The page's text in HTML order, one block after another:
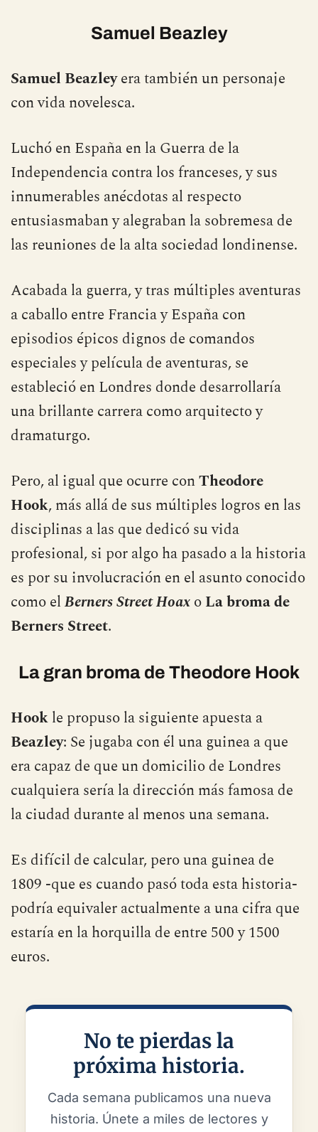
Samuel Beazley
Samuel Beazleyera también un personaje
con vida novelesca.
Luchó en España en la Guerra de la
Independencia contra los franceses, y sus
innumerables anécdotas al respecto
entusiasmaban y alegraban la sobremesa de
las reuniones de la alta sociedad londinense.
Acabada la guerra, y tras múltiples aventuras
a caballo entre Francia y España con
episodios épicos dignos de comandos
especiales y película de aventuras, se
estableció en Londres donde desarrollaría
una brillante carrera como arquitecto y
dramaturgo.
Pero, al igual que ocurre conTheodore
Hook, más allá de sus múltiples logros en las
disciplinas a las que dedicó su vida
profesional, si por algo ha pasado a la historia
es por su involucración en el asunto conocido
como elBerners Street HoaxoLa broma de
Berners Street.
La gran broma de Theodore Hook
Hookle propuso la siguiente apuesta a
Beazley: Se jugaba con él una guinea a que
era capaz de que un domicilio de Londres
cualquiera sería la dirección más famosa de
la ciudad durante al menos una semana.
Es difícil de calcular, pero una guinea de
1809 -que es cuando pasó toda esta historia-
podría equivaler actualmente a una cifra que
estaría en la horquilla de entre 500 y 1500
euros.
No te pierdas la
próxima historia.
Cada semana publicamos una nueva
historia. Únete a miles de lectores y